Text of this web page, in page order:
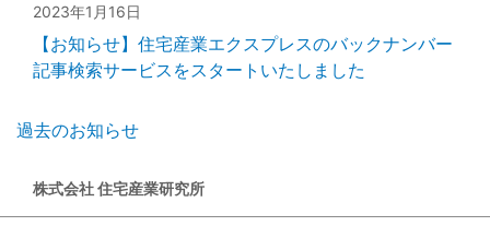
2023年1月16日
【お知らせ】住宅産業エクスプレスのバックナンバー
記事検索サービスをスタートいたしました
過去のお知らせ
株式会社 住宅産業研究所